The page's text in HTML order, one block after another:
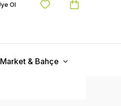
Ol
Market & Bahçe